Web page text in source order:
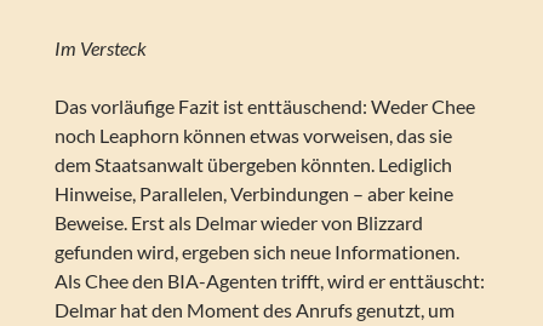
Im Versteck
Das vorläufige Fazit ist enttäuschend: Weder Chee
noch Leaphorn können etwas vorweisen, das sie
dem Staatsanwalt übergeben könnten. Lediglich
Hinweise, Parallelen, Verbindungen – aber keine
Beweise. Erst als Delmar wieder von Blizzard
gefunden wird, ergeben sich neue Informationen.
Als Chee den BIA-Agenten trifft, wird er enttäuscht:
Delmar hat den Moment des Anrufs genutzt, um